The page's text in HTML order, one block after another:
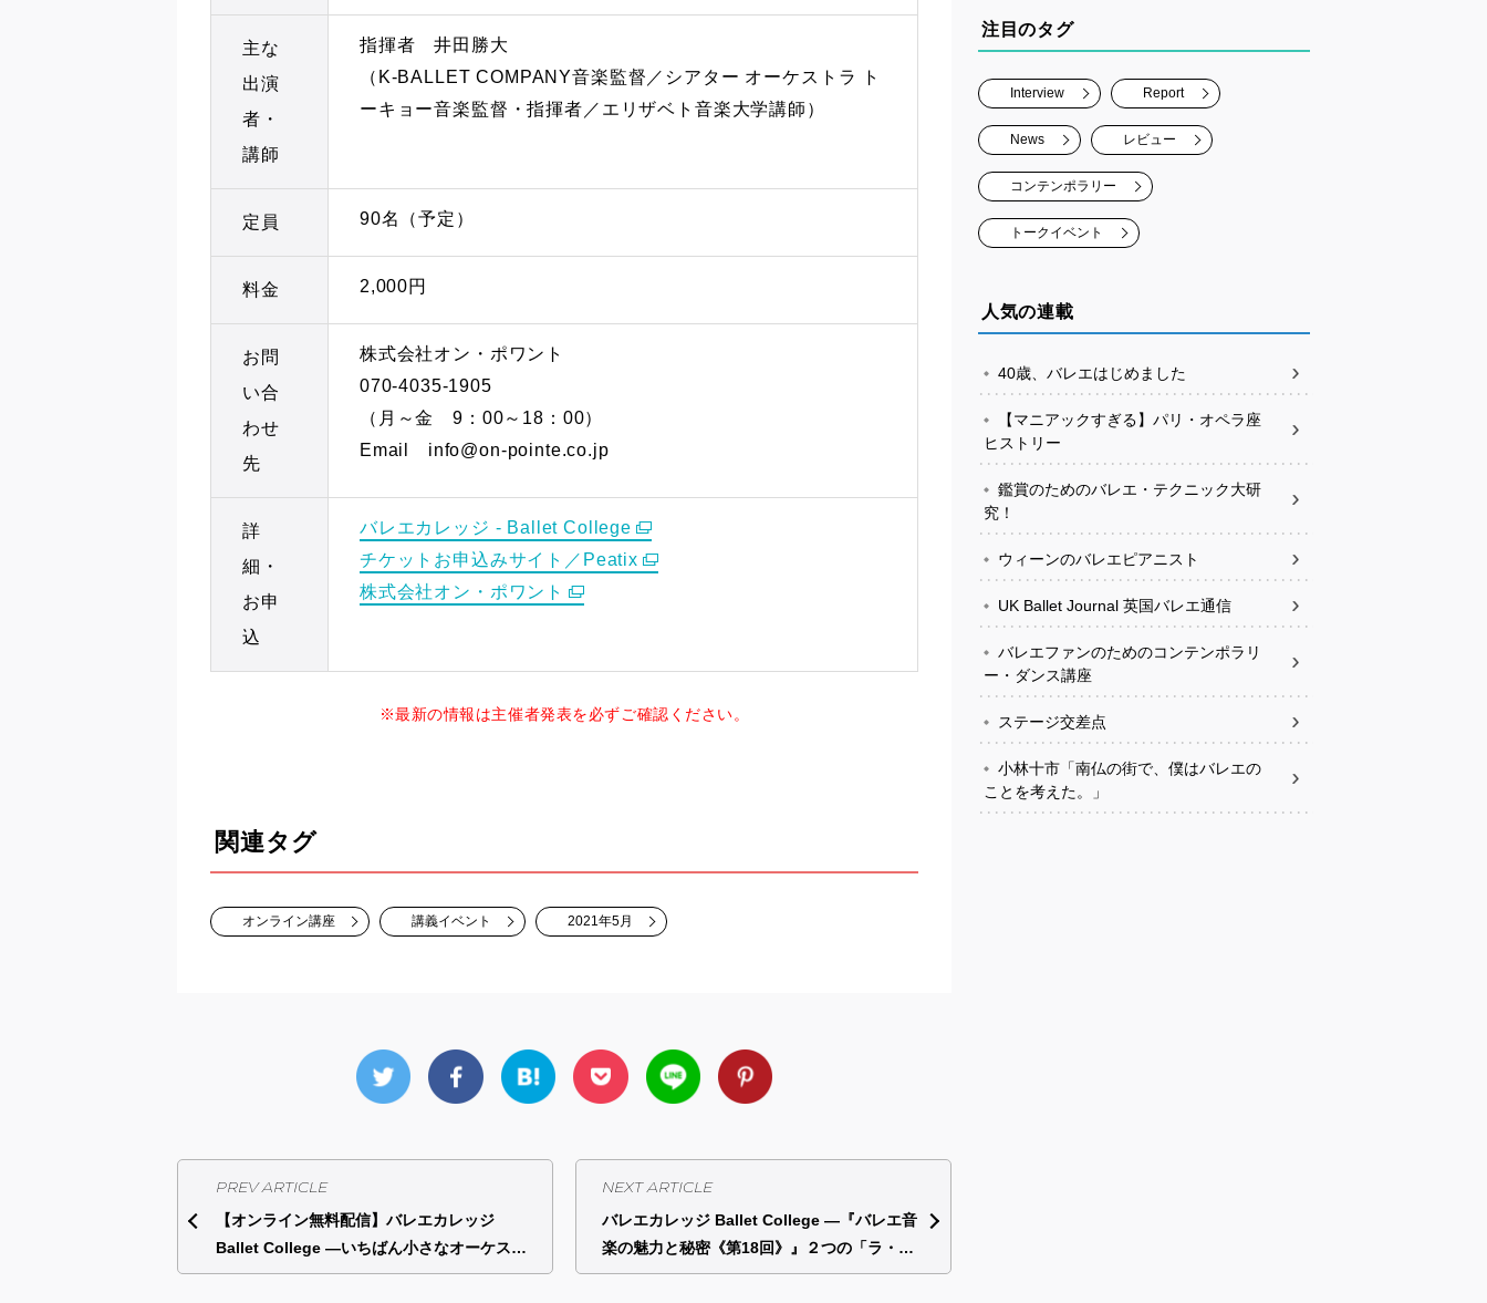
主な
出演
者・
講師
指揮者 井田勝大
（K-BALLET COMPANY音楽監督／シアター オーケストラ ト
ーキョー音楽監督・指揮者／エリザベト音楽大学講師）
定員 90名（予定）
料金 2,000円
お問
い合
わせ
先
株式会社オン・ポワント
070-4035-1905
（月～金 9：00～18：00）
Email info@on-pointe.co.jp
詳
細・
お申
込
バレエカレッジ - Ballet College
チケットお申込みサイト／Peatix
株式会社オン・ポワント
※最新の情報は主催者発表を必ずご確認ください。
関連タグ
オンライン講座 講義イベント 2021年5月
PREV ARTICLE
【オンライン無料配信】バレエカレッジ
Ballet College ―いちばん小さなオーケス…
NEXT ARTICLE
バレエカレッジ Ballet College ―『バレエ音
楽の魅力と秘密《第18回》』２つの「ラ・…
注目のタグ
Interview Report
News レビュー
コンテンポラリー
トークイベント
人気の連載
40歳、バレエはじめました
【マニアックすぎる】パリ・オペラ座
ヒストリー
鑑賞のためのバレエ・テクニック大研
究！
ウィーンのバレエピアニスト
UK Ballet Journal 英国バレエ通信
バレエファンのためのコンテンポラリ
ー・ダンス講座
ステージ交差点
小林十市「南仏の街で、僕はバレエの
ことを考えた。」